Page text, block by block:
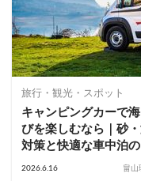
旅行・観光・スポット
キャンピングカーで
びを楽しむなら｜砂
対策と快適な車中泊
2026.6.16 畠山